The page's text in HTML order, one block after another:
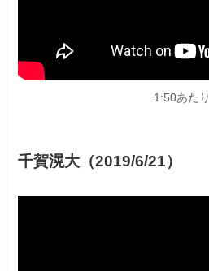
1:50あたり
千賀滉大（2019/6/21）